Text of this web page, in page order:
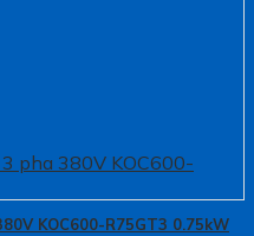
KOC600-R75GT3 0.75kW